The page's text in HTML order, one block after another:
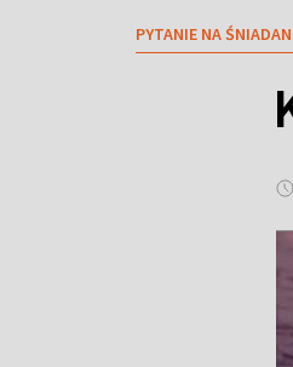
PYTANIE NA